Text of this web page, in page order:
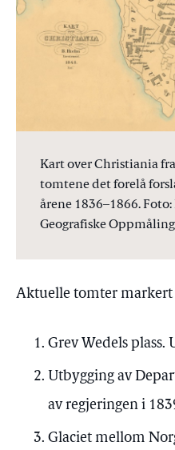
Kart over Christiania
tomtene det forelå
årene 1836–1866.
Geografiske
Aktuelle tomter
Grev Wedels plass.
Utbygging av
av regjeringen i
Glaciet mellom